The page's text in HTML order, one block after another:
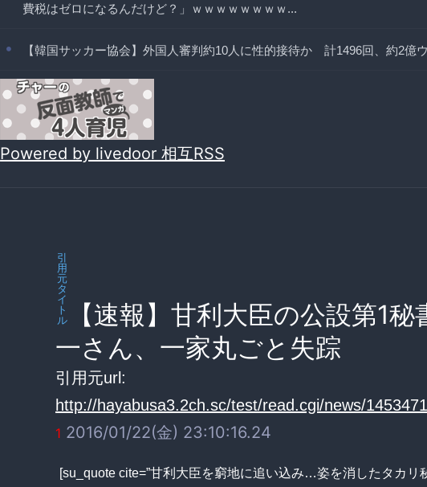
費税はゼロになるんだけど？」ｗｗｗｗｗｗｗｗ...
【韓国サッカー協会】外国人審判約10人に性的接待か 計1496回、約2億
Powered by livedoor 相互RSS
引
用
元
タ
イ
ト
ル
【速報】甘利大臣の公設第1秘
一さん、一家丸ごと失踪
引用元url:
http://hayabusa3.2ch.sc/test/read.cgi/news/
1 2016/01/22(金) 23:10:16.24
[su_quote cite=”甘利大臣を窮地に追い込み…姿を消したタカリ